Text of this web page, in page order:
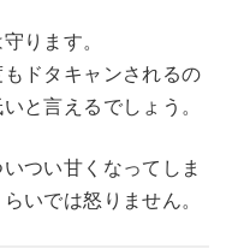
ります。
ドタキャンされるの
と言えるでしょう。
つい甘くなってしま
いでは怒りません。